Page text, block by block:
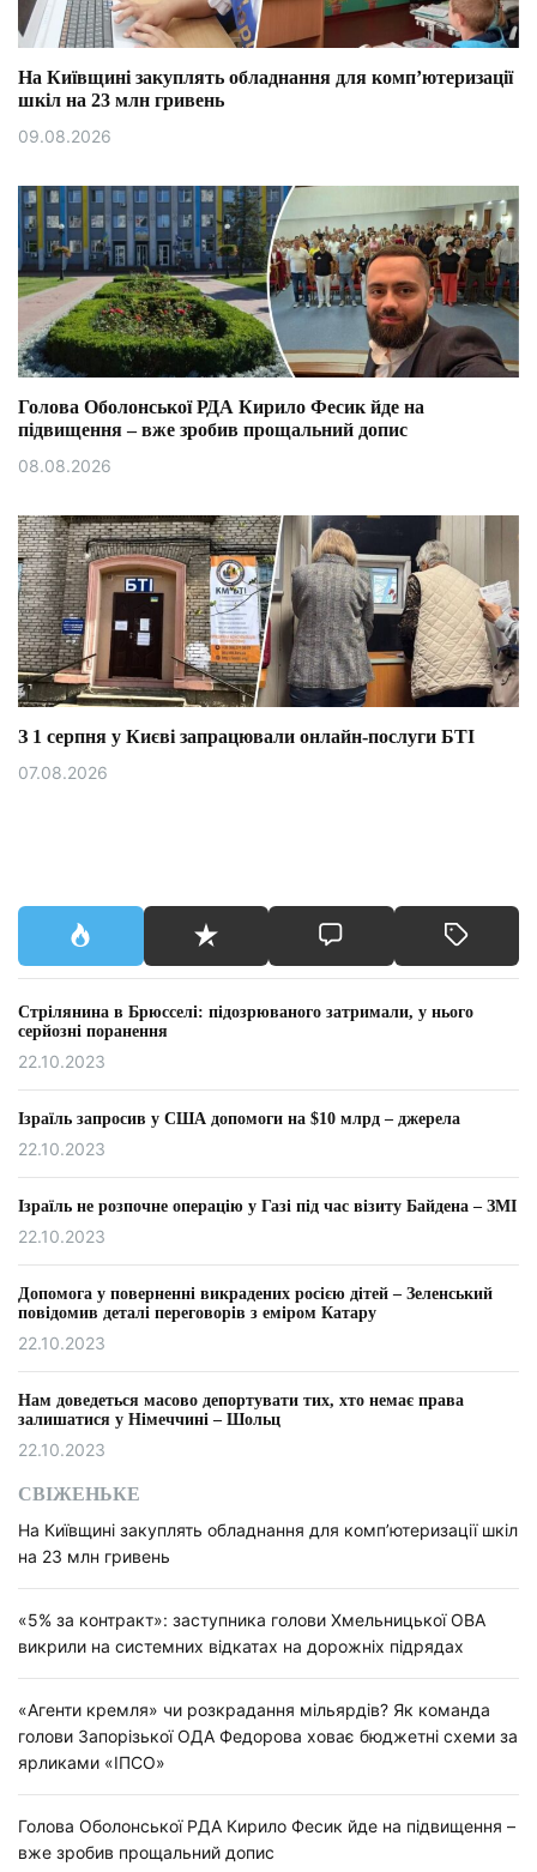
На Київщині закуплять обладнання для комп’ютеризації
шкіл на 23 млн гривень
09.08.2026
Голова Оболонської РДА Кирило Фесик йде на
підвищення – вже зробив прощальний допис
08.08.2026
З 1 серпня у Києві запрацювали онлайн-послуги БТІ
07.08.2026
Стрілянина в Брюсселі: підозрюваного затримали, у нього
серйозні поранення
22.10.2023
Ізраїль запросив у США допомоги на $10 млрд – джерела
22.10.2023
Ізраїль не розпочне операцію у Газі під час візиту Байдена – ЗМІ
22.10.2023
Допомога у поверненні викрадених росією дітей – Зеленський
повідомив деталі переговорів з еміром Катару
22.10.2023
Нам доведеться масово депортувати тих, хто немає права
залишатися у Німеччині – Шольц
22.10.2023
СВІЖЕНЬКЕ
На Київщині закуплять обладнання для комп’ютеризації шкіл
на 23 млн гривень
«5% за контракт»: заступника голови Хмельницької ОВА
викрили на системних відкатах на дорожніх підрядах
«Агенти кремля» чи розкрадання мільярдів? Як команда
голови Запорізької ОДА Федорова ховає бюджетні схеми за
ярликами «ІПСО»
Голова Оболонської РДА Кирило Фесик йде на підвищення –
вже зробив прощальний допис